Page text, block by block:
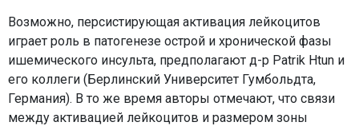
Возможно, персистирующая активация лейкоцитов
играет роль в патогенезе острой и хронической фазы
ишемического инсульта, предполагают д-р Patrik Htun и
его коллеги (Берлинский Университет Гумбольдта,
Германия). В то же время авторы отмечают, что связи
между активацией лейкоцитов и размером зоны